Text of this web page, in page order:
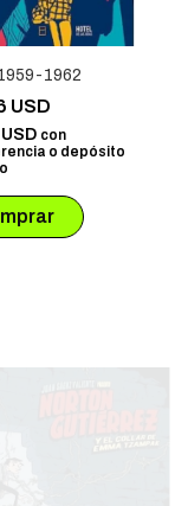
1962
USD
con
o depósito